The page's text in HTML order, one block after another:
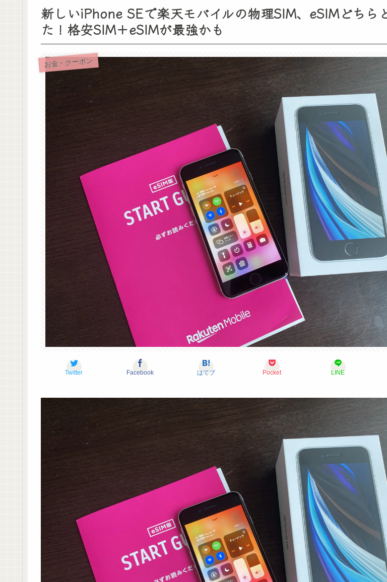
新しいiPhone SEで楽天モバイルの物理SIM、eSIMどちら
た！格安SIM＋eSIMが最強かも
お金・クーポン
Twitter Facebook はてブ Pocket LINE